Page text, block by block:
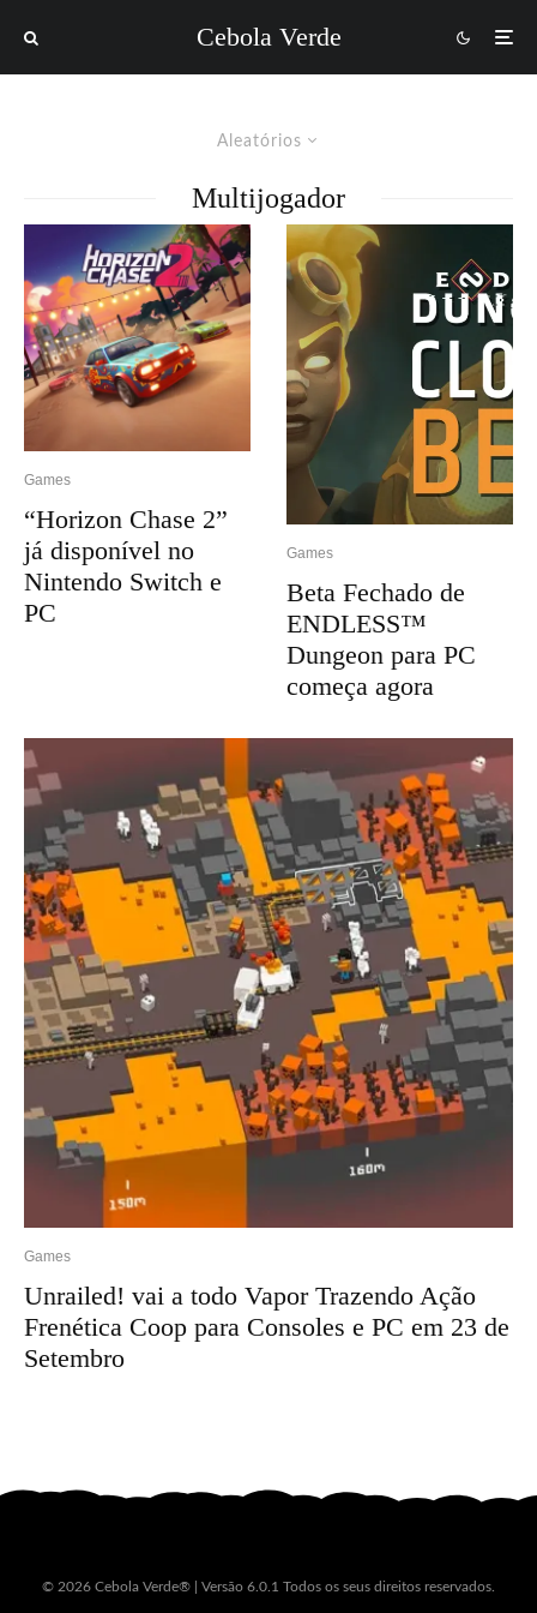
Cebola Verde
Aleatórios
Multijogador
Games
“Horizon Chase 2”
já disponível no
Nintendo Switch e
PC
Games
Beta Fechado de
ENDLESS™
Dungeon para PC
começa agora
Games
Unrailed! vai a todo Vapor Trazendo Ação
Frenética Coop para Consoles e PC em 23 de
Setembro
© 2026 Cebola Verde® | Versão 6.0.1 Todos os seus direitos reservados.